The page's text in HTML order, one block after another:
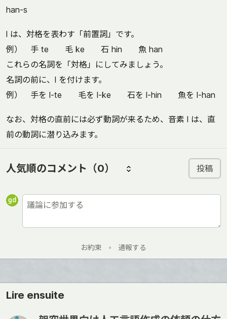
han-s
l は、対格を表わす「前置詞」です。
例） 手 te 毛 ke 石 hin 魚 han
これらの名詞を「対格」にしてみましょう。
名詞の前に、l を付けます。
例） 手を l-te 毛を l-ke 石を l-hin 魚を l-han
なお、対格の直前には必ず動詞が来るため、音素 l は、直
前の動詞に潜り込みます。
人気順のコメント （0） 投稿
お約束 • 通報する
Lire ensuite